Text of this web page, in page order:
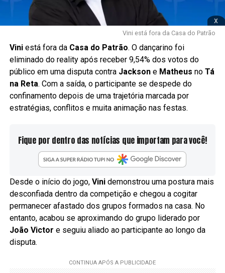
x
Vini está fora da Casa do Patrão
Viniestá fora da Casa do Patrão. O dançarino foi
eliminado do reality após receber 9,54% dos votos do
público em uma disputa contra Jackson eMatheus no Tá
na Reta. Com a saída, o participante se despede do
confinamento depois de uma trajetória marcada por
estratégias, conflitos e muita animação nas festas.
Fique por dentro das notícias que importam para você!
Desde o início do jogo, Vinidemonstrou uma postura mais
desconfiada dentro da competição e chegou a cogitar
permanecer afastado dos grupos formados na casa. No
entanto, acabou se aproximando do grupo liderado por
João Victor e seguiu aliado ao participante ao longo da
disputa.